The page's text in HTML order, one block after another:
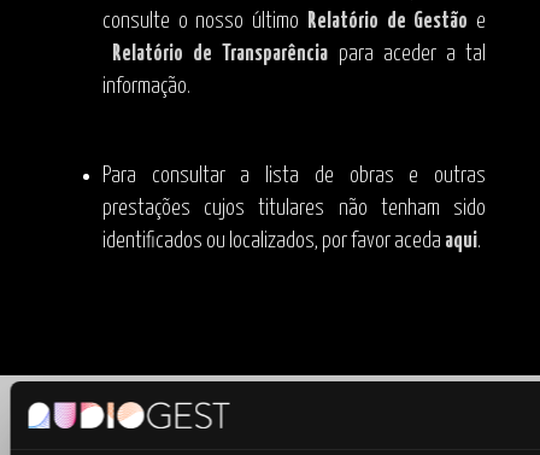
consulte o nosso último
Relatório de Gestão e
Relatório de Transparência para aceder a tal
informação.
Para consultar a lista de obras e outras
prestações cujos titulares não tenham sido
identificados ou localizados, por favor aceda aqui.
© 2026 Audiogest